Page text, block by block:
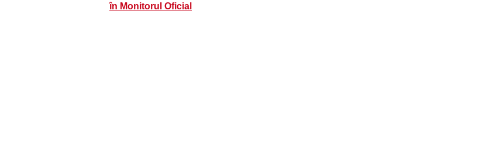
în Monitorul Oficial